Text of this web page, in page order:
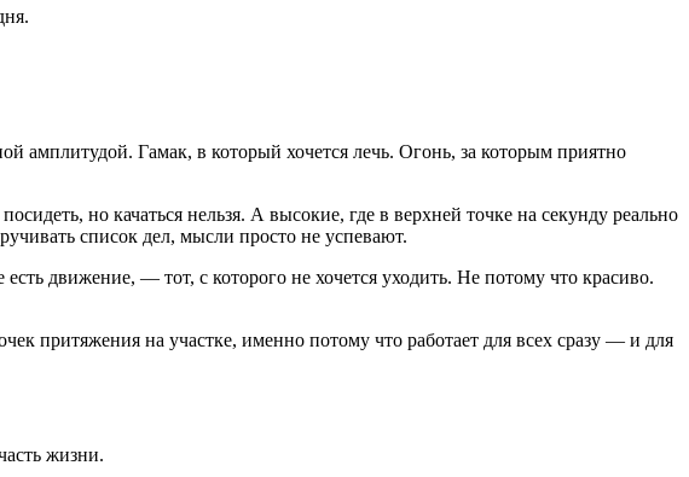
амплитудой. Гамак, в который хочется лечь. Огонь, за которым приятно
но качаться нельзя. А высокие, где в верхней точке на секунду реально
список дел, мысли просто не успевают.
движение, — тот, с которого не хочется уходить. Не потому что красиво.
притяжения на участке, именно потому что работает для всех сразу — и для
жизни.